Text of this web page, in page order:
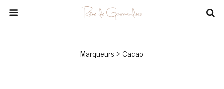
Marqueurs › Cacao